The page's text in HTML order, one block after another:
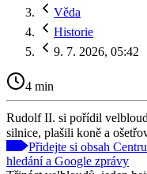
Věda
Historie
9. 7. 2026, 05:42
4 min
Rudolf II. si pořídil
silnice, plašili koně a
Přidejte si obsah
hledání a Google zprávy